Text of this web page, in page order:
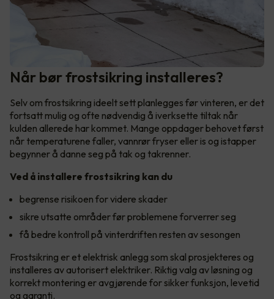
Når bør frostsikring installeres?
Selv om frostsikring ideelt sett planlegges før vinteren, er det
fortsatt mulig og ofte nødvendig å iverksette tiltak når
kulden allerede har kommet. Mange oppdager behovet først
når temperaturene faller, vannrør fryser eller is og istapper
begynner å danne seg på tak og takrenner.
Ved å installere frostsikring kan du
begrense risikoen for videre skader
sikre utsatte områder før problemene forverrer seg
få bedre kontroll på vinterdriften resten av sesongen
Frostsikring er et elektrisk anlegg som skal prosjekteres og
installeres av autorisert elektriker. Riktig valg av løsning og
korrekt montering er avgjørende for sikker funksjon, levetid
og garanti.